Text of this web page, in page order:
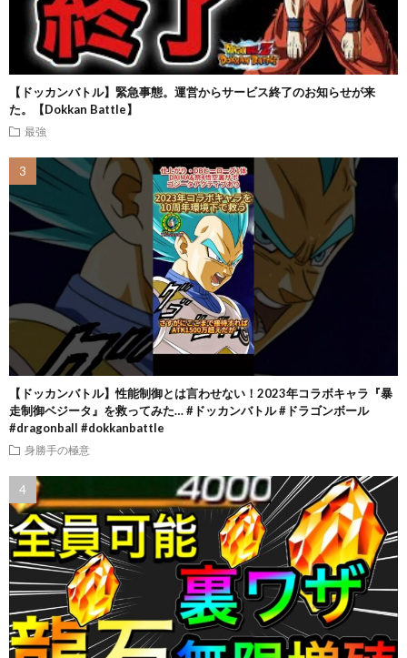
【ドッカンバトル】緊急事態。運営からサービス終了のお知らせが来
た。【Dokkan Battle】
最強
【ドッカンバトル】性能制御とは言わせない！2023年コラボキャラ『暴
走制御ベジータ』を救ってみた… #ドッカンバトル #ドラゴンボール
#dragonball #dokkanbattle
身勝手の極意